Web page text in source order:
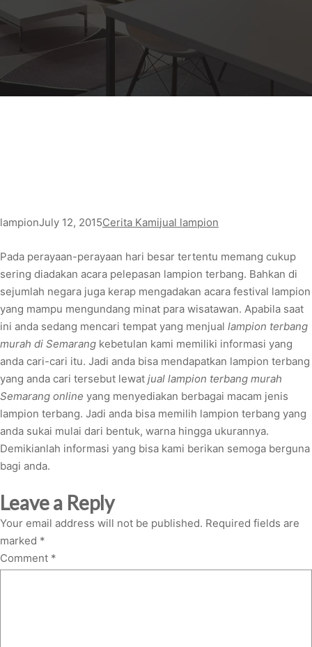
lampionJuly 12, 2015Cerita Kamijual lampion
Pada perayaan-perayaan hari besar tertentu memang cukup
sering diadakan acara pelepasan lampion terbang. Bahkan di
sejumlah negara juga kerap mengadakan acara festival lampion
yang mampu mengundang minat para wisatawan. Apabila saat
ini anda sedang mencari tempat yang menjual lampion terbang
murah di Semarang kebetulan kami memiliki informasi yang
anda cari-cari itu. Jadi anda bisa mendapatkan lampion terbang
yang anda cari tersebut lewat jual lampion terbang murah
Semarang online yang menyediakan berbagai macam jenis
lampion terbang. Jadi anda bisa memilih lampion terbang yang
anda sukai mulai dari bentuk, warna hingga ukurannya.
Demikianlah informasi yang bisa kami berikan semoga berguna
bagi anda.
Leave a Reply
Your email address will not be published. Required fields are
marked *
Comment *